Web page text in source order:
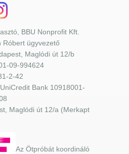
BBU Nonprofit Kft.
Róbert ügyvezető
Maglódi út 12/b
09-994624
2-42
Bank 10918001-
Maglódi út 12/a (Merkapt
Az Ötpróbát koordináló